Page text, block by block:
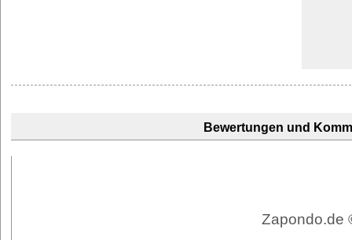
Bewertungen und
Zapondo.de